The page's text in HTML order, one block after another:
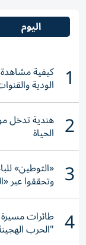
اليوم
1 كيفية
الودية
2 هندية تدخل
الحياة
3 «التوطين»
وتحققوا عبر
4 طائرات
"الحرب